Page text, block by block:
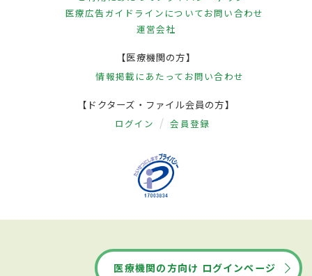
医療広告ガイドラインについてお問い合わせ
運営会社
【医療機関の方】
情報掲載にあたって お問い合わせ
【ドクターズ・ファイル会員の方】
ログイン 会員登録
医療機関の方向け ログインページ